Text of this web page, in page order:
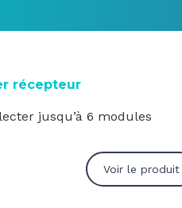
récepteur
jusqu’à 6 modules
Voir le produit